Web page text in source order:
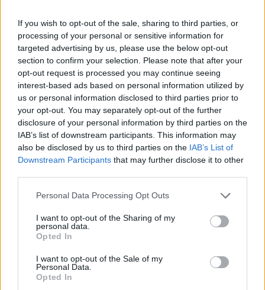
If you wish to opt-out of the sale, sharing to third parties, or
processing of your personal or sensitive information for
targeted advertising by us, please use the below opt-out
section to confirm your selection. Please note that after your
opt-out request is processed you may continue seeing
interest-based ads based on personal information utilized by
us or personal information disclosed to third parties prior to
your opt-out. You may separately opt-out of the further
disclosure of your personal information by third parties on the
IAB’s list of downstream participants. This information may
also be disclosed by us to third parties on the IAB’s List of
Downstream Participants that may further disclose it to other
Please note that this website/app uses one or more Google
not limited to your visit or usage behaviour. You may click to
grant or deny consent to Google and its third-party tags to
use your data for below specified purposes in below Google
consent section.
Personal Data Processing Opt Outs
I want to opt-out of the Sharing of my
personal data.
Opted In
I want to opt-out of the Sale of my
Personal Data.
Opted In
2 napja
szerint